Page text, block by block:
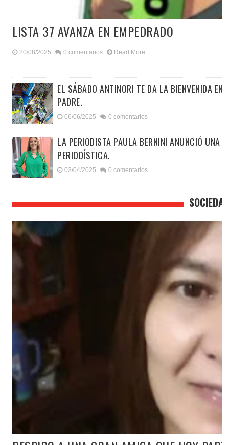
LISTA 37 AVANZA EN EMPEDRADO
20/08/2025 0 comentarios Read More...
EL SÁBADO ANTINORI TE DA LA BIENVENIDA
PADRE.
06/06/2025 0 comentarios
LA PERIODISTA PAULA BERNINI ANUNCIÓ UNA
PERIODÍSTICA.
03/04/2025 0 comentarios
SOCIEDAD